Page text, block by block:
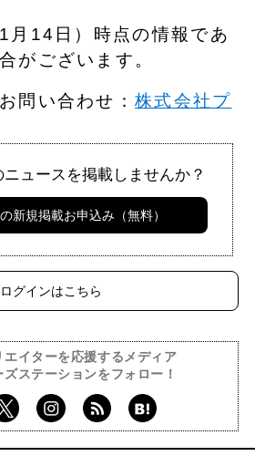
14日）時点の情報であ
がございます。
問い合わせ：株式会社プ
ュースを掲載しませんか？
新規掲載お申込み（無料）
ログインはこちら
エイターを応援するメディア
ステーションをフォロー！